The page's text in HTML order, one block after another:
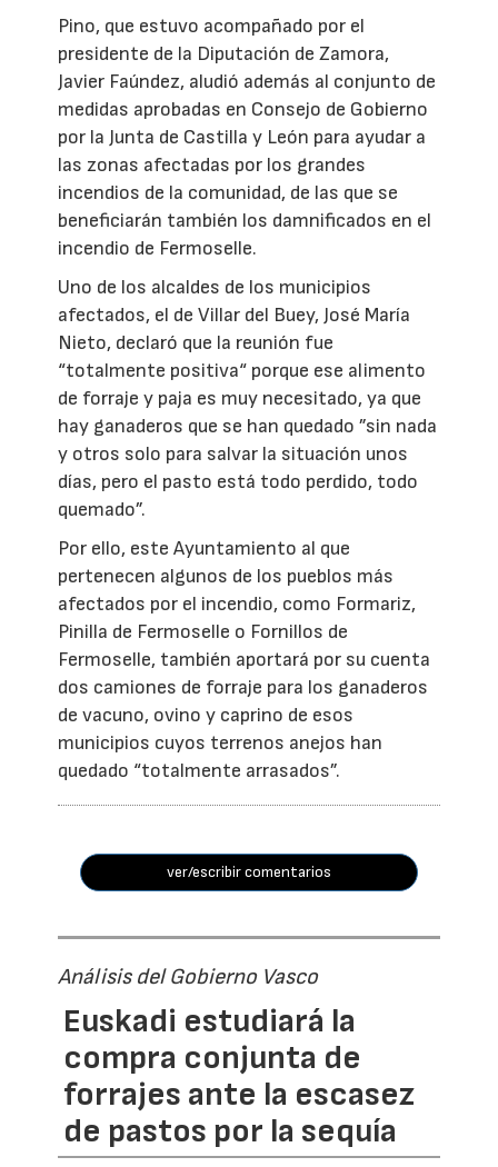
Pino, que estuvo acompañado por el
presidente de la Diputación de Zamora,
Javier Faúndez, aludió además al conjunto de
medidas aprobadas en Consejo de Gobierno
por la Junta de Castilla y León para ayudar a
las zonas afectadas por los grandes
incendios de la comunidad, de las que se
beneficiarán también los damnificados en el
incendio de Fermoselle.
Uno de los alcaldes de los municipios
afectados, el de Villar del Buey, José María
Nieto, declaró que la reunión fue
“totalmente positiva“ porque ese alimento
de forraje y paja es muy necesitado, ya que
hay ganaderos que se han quedado ”sin nada
y otros solo para salvar la situación unos
días, pero el pasto está todo perdido, todo
quemado”.
Por ello, este Ayuntamiento al que
pertenecen algunos de los pueblos más
afectados por el incendio, como Formariz,
Pinilla de Fermoselle o Fornillos de
Fermoselle, también aportará por su cuenta
dos camiones de forraje para los ganaderos
de vacuno, ovino y caprino de esos
municipios cuyos terrenos anejos han
quedado “totalmente arrasados”.
ver/escribir comentarios
Análisis del Gobierno Vasco
Euskadi estudiará la
compra conjunta de
forrajes ante la escasez
de pastos por la sequía